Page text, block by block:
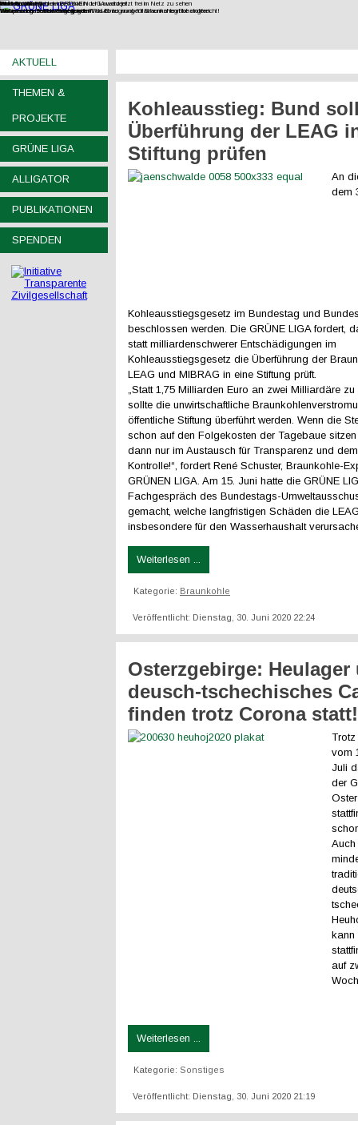
Filmdoku über Kohlewiderstand in der Lausitz jetzt frei im Netz zu sehen
Gesteinsabbau
Wir vernetzen Initiativen gegen den Raubbau an oberflächennahen Rohstoffen.
Wasser
Europas letzte wilde Flüsse retten!
Wohnen
Wohnraum im Bestand mobilisieren!
UNverkäuflich!
Verfassungsbeschwerde gegen Wald-Enteignung für Braunkohlegrube eingereicht!
Jetzt Fördermitglied der GRÜNEN LIGA werden!
AKTUELL
THEMEN &
PROJEKTE
GRÜNE LIGA
ALLIGATOR
PUBLIKATIONEN
SPENDEN
Kohleausstieg: Bund
Überführung der LEAG
Stiftung prüfen
An
dem
Kohleausstiegsgesetz im Bundestag und
beschlossen werden. Die GRÜNE LIGA fordert,
statt milliardenschwerer Entschädigungen im
Kohleausstiegsgesetz die Überführung der
LEAG und MIBRAG in eine Stiftung prüft.
„Statt 1,75 Milliarden Euro an zwei Milliardäre zu
sollte die unwirtschaftliche
öffentliche Stiftung überführt werden. Wenn die
schon auf den Folgekosten der Tagebaue
dann nur im Austausch für Transparenz und
Kontrolle!“, fordert René Schuster, Braunkohle-
GRÜNEN LIGA. Am 15. Juni hatte die GRÜNE
Fachgespräch des Bundestags-
gemacht, welche langfristigen Schäden die
insbesondere für den Wasserhaushalt
Weiterlesen ...
Kategorie: Braunkohle
Veröffentlicht: Dienstag, 30. Juni 2020 22:24
Osterzgebirge: Heulager
deusch-tschechisches
finden trotz Corona statt!
vom
Juli
der
kann
auf
Weiterlesen ...
Kategorie: Sonstiges
Veröffentlicht: Dienstag, 30. Juni 2020 21:19